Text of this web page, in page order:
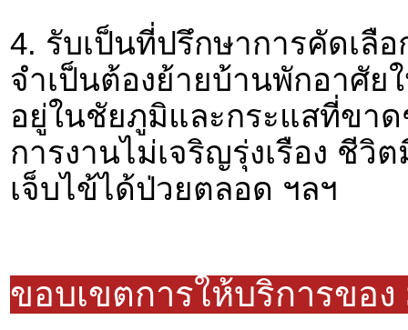
4. รับเป็นที่ปรึกษาการคัดเลื
จำเป็นต้องย้ายบ้านพักอาศัย
อยู่ในชัยภูมิและกระแสที่ขา
การงานไม่เจริญรุ่งเรือง ชีวิ
เจ็บไข้ได้ป่วยตลอด ฯลฯ
ขอบเขตการให้บริการของ